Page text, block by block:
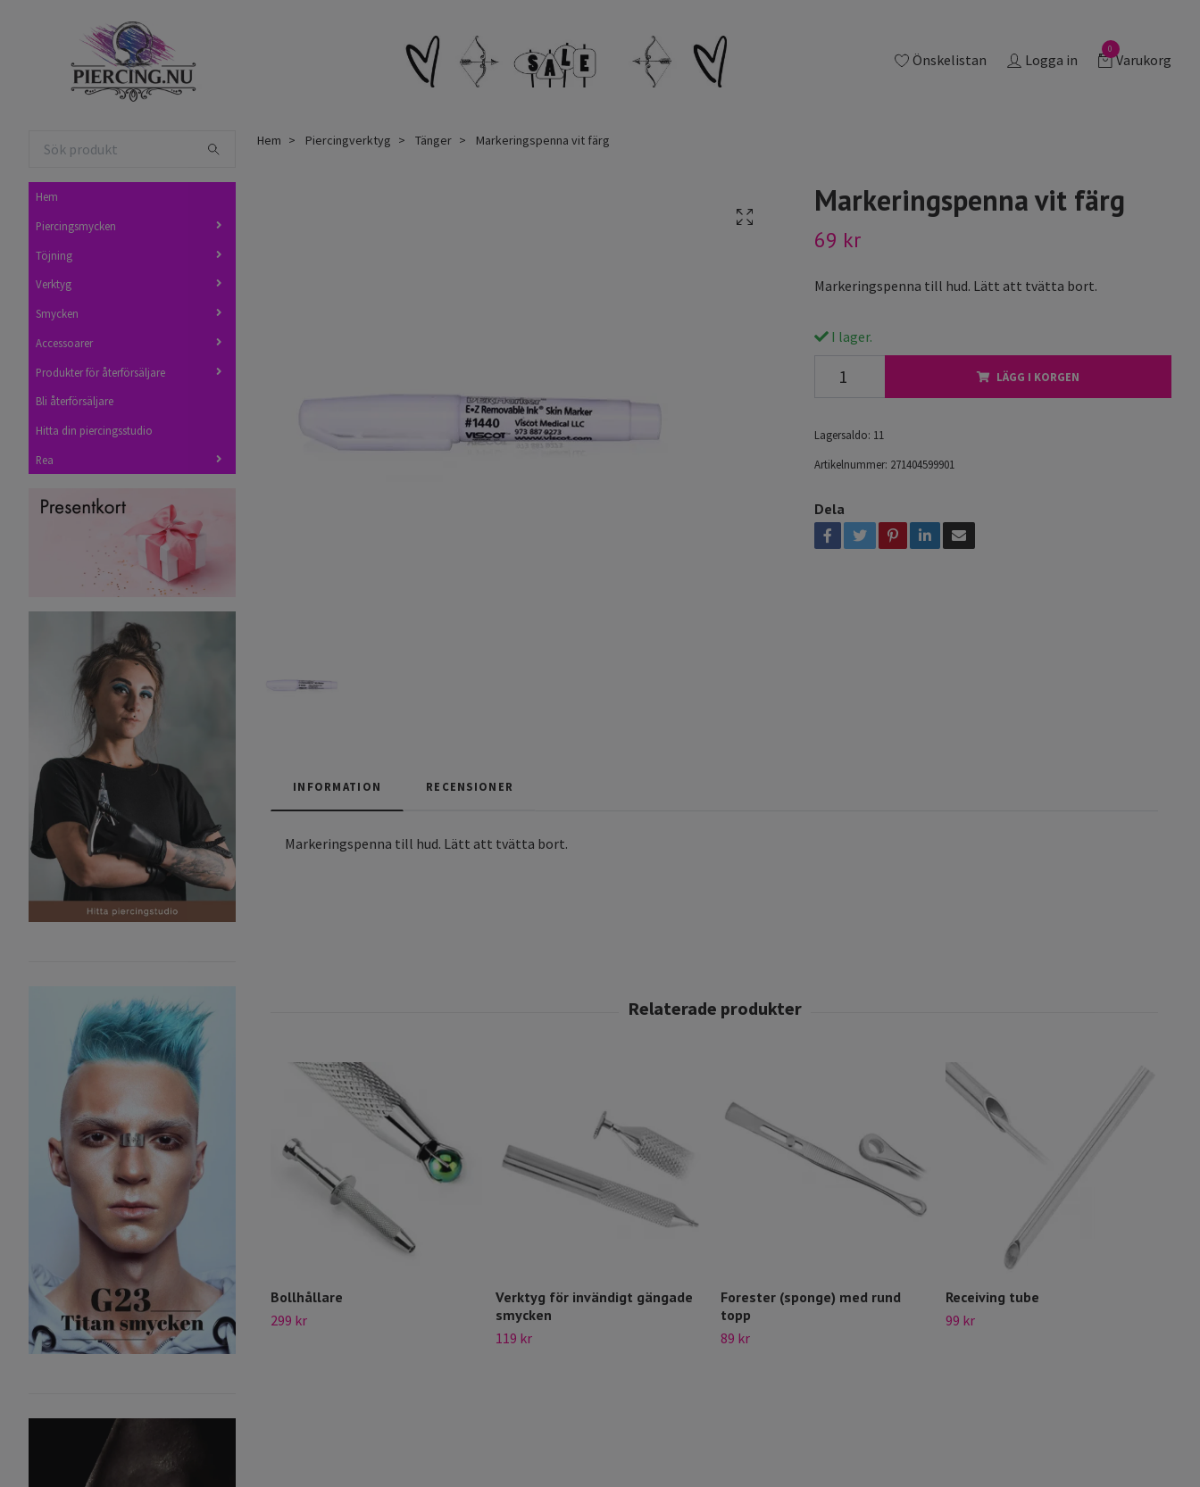
Önskelistan Logga in
0
Varukorg
Hem
Piercingsmycken
Töjning
Verktyg
Smycken
Accessoarer
Produkter för återförsäljare
Bli återförsäljare
Hitta din piercingsstudio
Rea
Hem Piercingverktyg Tänger Markeringspenna vit färg
Markeringspenna vit färg
69 kr
Markeringspenna till hud. Lätt att tvätta bort.
I lager.
LÄGG I KORGEN
Lagersaldo: 11
Artikelnummer: 271404599901
Dela
INFORMATION RECENSIONER
Markeringspenna till hud. Lätt att tvätta bort.
Bollhållare
299 kr
Verktyg för invändigt gängade
smycken
119 kr
Forester (sponge) med rund
topp
89 kr
Receiving tube
99 kr